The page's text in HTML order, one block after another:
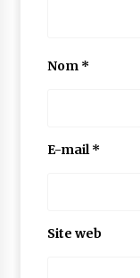
Nom *
E-mail*
Site web